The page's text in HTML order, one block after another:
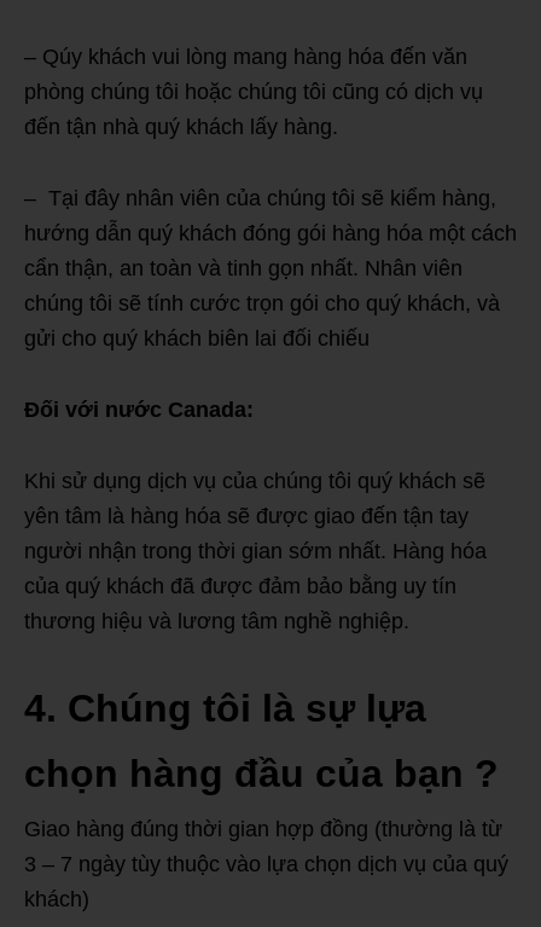
– Qúy khách vui lòng mang hàng hóa đến văn
phòng chúng tôi hoặc chúng tôi cũng có dịch vụ
đến tận nhà quý khách lấy hàng.
– Tại đây nhân viên của chúng tôi sẽ kiểm hàng,
hướng dẫn quý khách đóng gói hàng hóa một cách
cẩn thận, an toàn và tinh gọn nhất. Nhân viên
chúng tôi sẽ tính cước trọn gói cho quý khách, và
gửi cho quý khách biên lai đối chiếu
Đối với nước Canada:
Khi sử dụng dịch vụ của chúng tôi quý khách sẽ
yên tâm là hàng hóa sẽ được giao đến tận tay
người nhận trong thời gian sớm nhất. Hàng hóa
của quý khách đã được đảm bảo bằng uy tín
thương hiệu và lương tâm nghề nghiệp.
4. Chúng tôi là sự lựa
chọn hàng đầu của bạn ?
Giao hàng đúng thời gian hợp đồng (thường là từ
3 – 7 ngày tùy thuộc vào lựa chọn dịch vụ của quý
khách)